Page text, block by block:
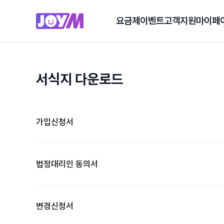
요금제 이벤트고객지원마이페
서식지 다운로드
가입신청서
법정대리인 동의서
변경신청서